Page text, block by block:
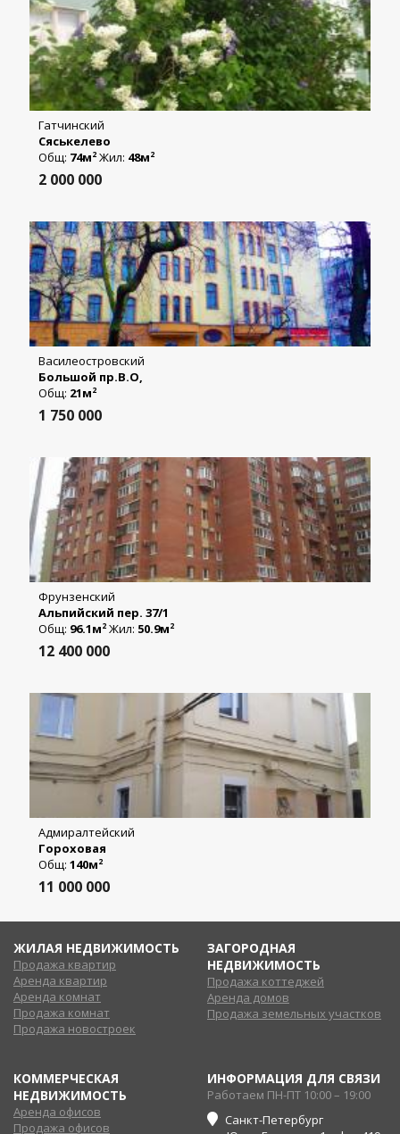
Гатчинский
Сяськелево
Общ: 74м2 Жил: 48м2
2 000 000
Василеостровский
Большой пр.В.О,
Общ: 21м2
1 750 000
Фрунзенский
Альпийский пер. 37/1
Общ: 96.1м2 Жил: 50.9м2
12 400 000
Адмиралтейский
Гороховая
Общ: 140м2
11 000 000
ЖИЛАЯ НЕДВИЖИМОСТЬ
Продажа квартир
Аренда квартир
Аренда комнат
Продажа комнат
Продажа новостроек
ЗАГОРОДНАЯ
НЕДВИЖИМОСТЬ
Продажа коттеджей
Аренда домов
Продажа земельных участков
КОММЕРЧЕСКАЯ
НЕДВИЖИМОСТЬ
Аренда офисов
Продажа офисов
ИНФОРМАЦИЯ ДЛЯ СВЯЗИ
Работаем ПН-ПТ 10:00 – 19:00
Санкт-Петербург